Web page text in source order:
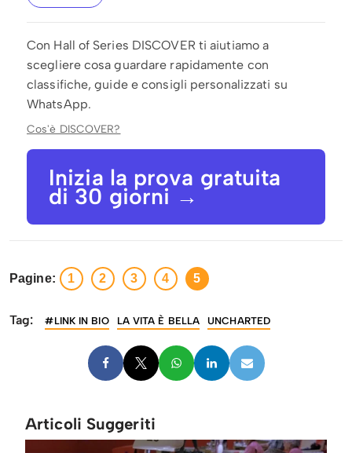
Con Hall of Series DISCOVER ti aiutiamo a
scegliere cosa guardare rapidamente con
classifiche, guide e consigli personalizzati su
WhatsApp.
Cos'è DISCOVER?
Inizia la prova gratuita
di 30 giorni →
Pagine: 1 2 3 4 5
Tag: #LINK IN BIO LA VITA È BELLA UNCHARTED
Articoli Suggeriti